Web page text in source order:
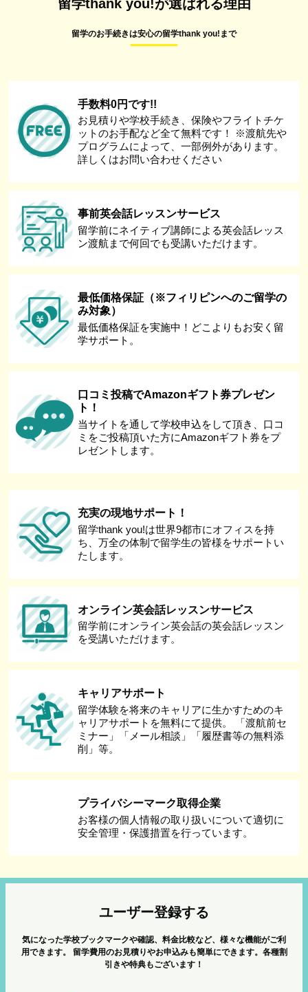
留学thank you!が選ばれる理由
留学のお手続きは安心の留学thank you!まで
手数料0円です!!
お見積りや学校手続き、保険やフライトチケ
ットのお手配など全て無料です！ ※渡航先や
プログラムによって、一部例外があります。
詳しくはお問い合わせください
事前英会話レッスンサービス
留学前にネイティブ講師による英会話レッス
ン渡航まで何回でも受講いただけます。
最低価格保証（※フィリピンへのご留学の
み対象）
最低価格保証を実施中！どこよりもお安く留
学サポート。
口コミ投稿でAmazonギフト券プレゼン
ト！
当サイトを通して学校申込をして頂き、口コ
ミをご投稿頂いた方にAmazonギフト券をプ
レゼントします。
充実の現地サポート！
留学thank you!は世界9都市にオフィスを持
ち、万全の体制で留学生の皆様をサポートい
たします。
オンライン英会話レッスンサービス
留学前にオンライン英会話の英会話レッスン
を受講いただけます。
キャリアサポート
留学体験を将来のキャリアに生かすためのキ
ャリアサポートを無料にて提供。 「渡航前セ
ミナー」「メール相談」「履歴書等の無料添
削」等。
プライバシーマーク取得企業
お客様の個人情報の取り扱いについて適切に
安全管理・保護措置を行っています。
ユーザー登録する
気になった学校ブックマークや確認、料金比較など、様々な機能がご利
用できます。
留学費用のお見積りやお申込みも簡単にできます。各種割
引きや特典もございます！